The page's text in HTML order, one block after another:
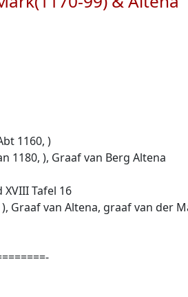
1160, )
1180, ), Graaf van Berg Altena
Tafel 16
), Graaf van Altena, graaf van der